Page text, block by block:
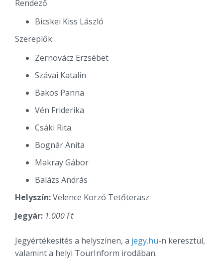
Rendező
Bicskei Kiss László
Szereplők
Zernovácz Erzsébet
Szávai Katalin
Bakos Panna
Vén Friderika
Csáki Rita
Bognár Anita
Makray Gábor
Balázs András
Helyszín:Velence Korzó Tetőterasz
Jegyár: 1.000 Ft
Jegyértékesítés a helyszínen, a jegy.hu-n keresztül,
valamint a helyi TourInform irodában.